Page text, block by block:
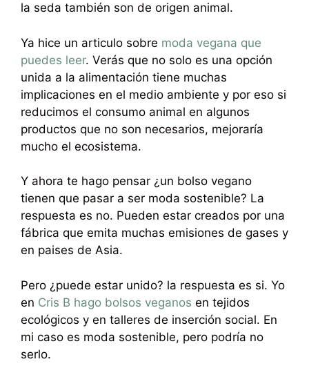
la seda también son de origen animal.
Ya hice un articulo sobre moda vegana que
puedes leer. Verás que no solo es una opción
unida a la alimentación tiene muchas
implicaciones en el medio ambiente y por eso si
reducimos el consumo animal en algunos
productos que no son necesarios, mejoraría
mucho el ecosistema.
Y ahora te hago pensar ¿un bolso vegano
tienen que pasar a ser moda sostenible? La
respuesta es no. Pueden estar creados por una
fábrica que emita muchas emisiones de gases y
en paises de Asia.
Pero ¿puede estar unido? la respuesta es si. Yo
en Cris B hago bolsos veganos en tejidos
ecológicos y en talleres de inserción social. En
mi caso es moda sostenible, pero podría no
serlo.